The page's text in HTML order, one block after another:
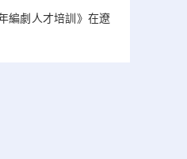
編劇人才培訓》在遼